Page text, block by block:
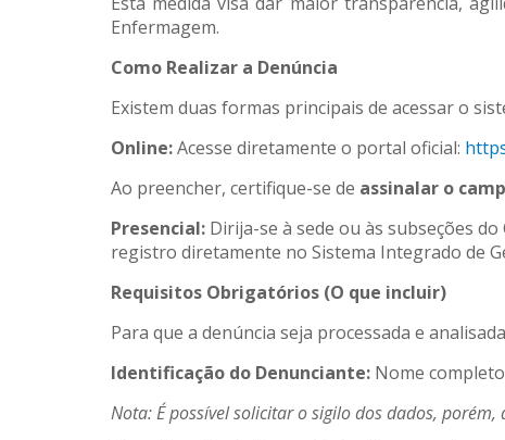
Enfermagem.
Como Realizar a Denúncia
Existem duas formas principais de acessar o
Online:Acesse diretamente o portal oficial:
Ao preencher, certifique-se de assinalar o
Presencial: Dirija-se à sede ou às subseções
registro diretamente no Sistema Integrado de
Requisitos Obrigatórios (O que incluir)
Para que a denúncia seja processada e
Identificação do Denunciante: Nome
Nota: É possível solicitar o sigilo dos dados,